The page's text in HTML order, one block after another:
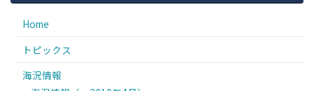
Home
トピックス
海況情報